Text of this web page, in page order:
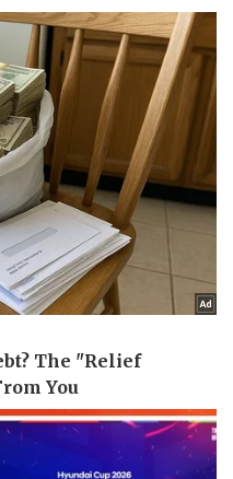
Ô tô - Xe máy
Ô tô
Xe máy
Tư vấn